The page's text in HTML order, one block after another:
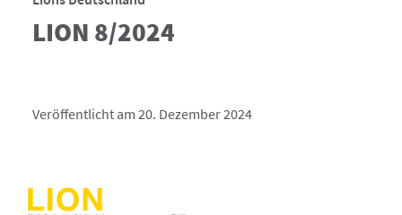
LION 8/2024
Veröffentlicht am 20. Dezember 2024